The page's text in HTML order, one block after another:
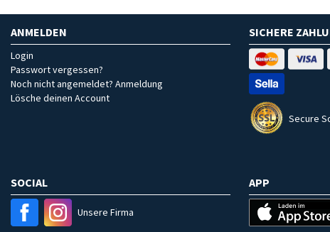
ANMELDEN
Login
Passwort vergessen?
Noch nicht angemeldet? Anmeldung
Lösche deinen Account
SICHERE
Secure
SOCIAL
Unsere Firma
APP